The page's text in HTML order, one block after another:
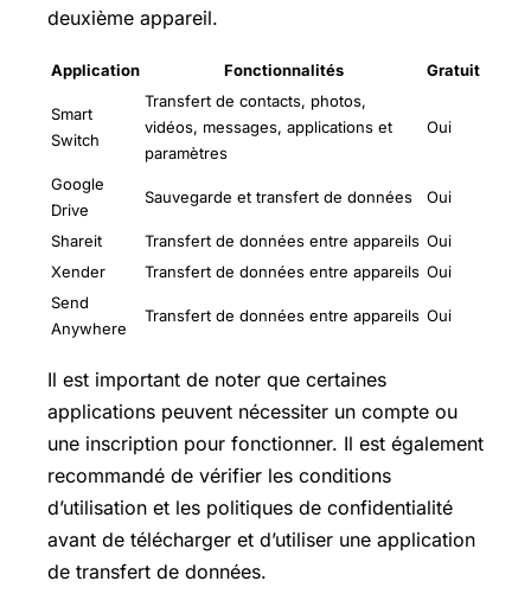
deuxième appareil.
Application Fonctionnalités Gratuit
Smart
Switch
Transfert de contacts, photos,
vidéos, messages, applications et
paramètres
Oui
Google
Drive
Sauvegarde et transfert de données Oui
Shareit Transfert de données entre appareils Oui
Xender
Transfert de données entre appareils Oui
Send
Anywhere
Transfert de données entre appareils Oui
Il est important de noter que certaines
applications peuvent nécessiter un compte ou
une inscription pour fonctionner. Il est également
recommandé de vérifier les conditions
d’utilisation et les politiques de confidentialité
avant de télécharger et d’utiliser une application
de transfert de données.